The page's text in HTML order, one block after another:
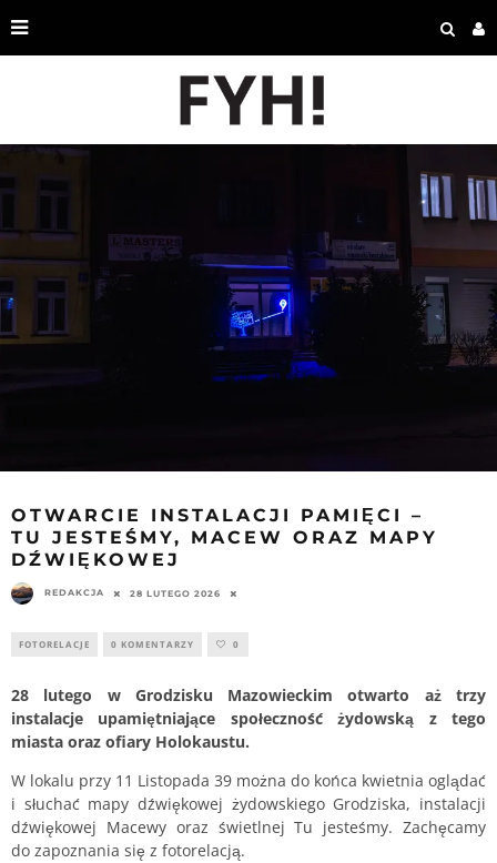
OTWARCIE INSTALACJI PAMIĘCI –
TU JESTEŚMY, MACEW ORAZ MAPY
DŹWIĘKOWEJ
REDAKCJA 28 LUTEGO 2026
FOTORELACJE 0 KOMENTARZY 0
28 lutego w Grodzisku Mazowieckim otwarto aż trzy
instalacje upamiętniające społeczność żydowską z tego
miasta oraz ofiary Holokaustu.
W lokalu przy 11 Listopada 39 można do końca kwietnia oglądać
i słuchać mapy dźwiękowej żydowskiego Grodziska, instalacji
dźwiękowej Macewy oraz świetlnej Tu jesteśmy. Zachęcamy
do zapoznania się z fotorelacją.